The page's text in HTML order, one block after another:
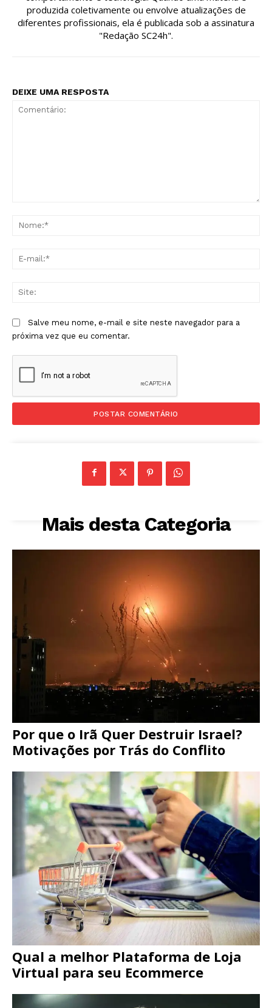
produzida coletivamente ou envolve atualizações de
diferentes profissionais, ela é publicada sob a assinatura
"Redação SC24h".
DEIXE UMA RESPOSTA
Salve meu nome, e-mail e site neste navegador para a
próxima vez que eu comentar.
Mais desta Categoria
Por que o Irã Quer Destruir Israel?
Motivações por Trás do Conflito
Qual a melhor Plataforma de Loja
Virtual para seu Ecommerce